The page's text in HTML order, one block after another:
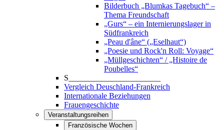
Bilderbuch „Blumkas Tagebuch“ –
Thema Freundschaft
„Gurs“ – ein Internierungslager in
Südfrankreich
„Peau d'âne“ („Eselhaut“)
„Poesie und Rock'n Roll: Voyage“
„Müllgeschichten“ / „Histoire de
Poubelles“
S_______________________
Vergleich Deuschland-Frankreich
Internationale Beziehungen
Frauengeschichte
Veranstaltungsreihen
Französische Wochen